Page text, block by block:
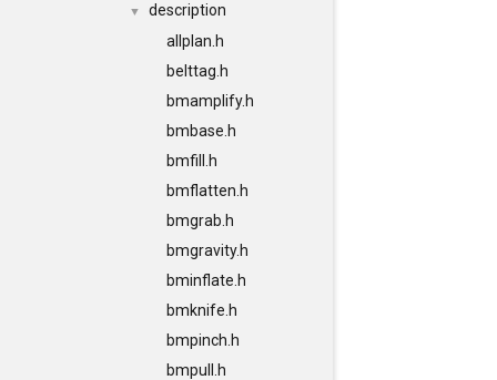
▼
description
allplan.h
belttag.h
bmamplify.h
bmbase.h
bmfill.h
bmflatten.h
bmgrab.h
bmgravity.h
bminflate.h
bmknife.h
bmpinch.h
bmpull.h